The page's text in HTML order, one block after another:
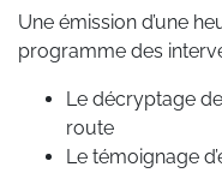
Une émission d’une
programme des
Le décryptage
route
Le témoignage